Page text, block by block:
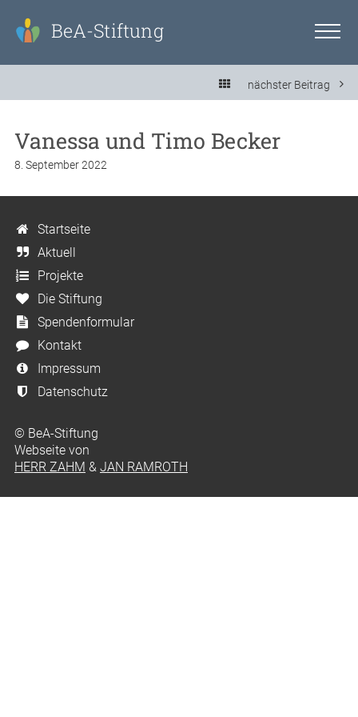
BeA-Stiftung
nächster Beitrag
Vanessa und Timo Becker
8. September 2022
Startseite
Aktuell
Projekte
Die Stiftung
Spendenformular
Kontakt
Impressum
Datenschutz
© BeA-Stiftung
Webseite von
HERR ZAHM & JAN RAMROTH